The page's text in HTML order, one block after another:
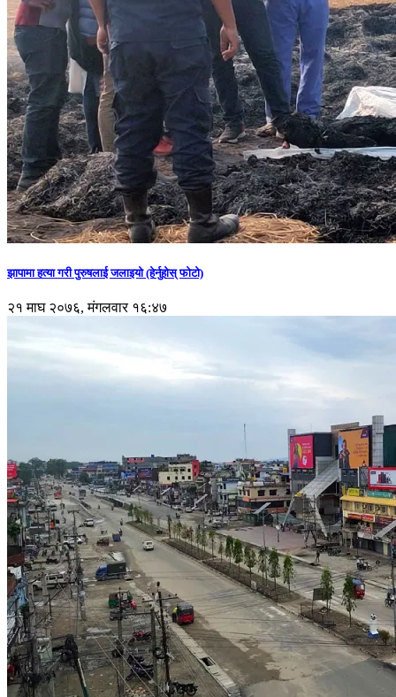
झापामा हत्या गरी पुरुषलाई जलाइयो (हेर्नुहाेस् फाेटाे)
२१ माघ २०७६, मंगलवार १६:४७